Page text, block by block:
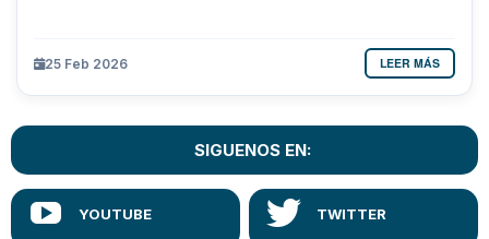
25 Feb 2026 LEER MÁS
SIGUENOS EN: